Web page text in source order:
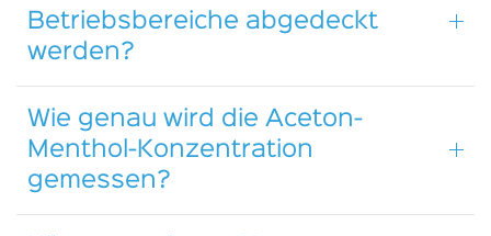
Betriebsbereiche abgedeckt
werden?
Wie genau wird die Aceton-
Menthol-Konzentration
gemessen?